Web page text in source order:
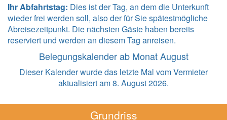
Ihr Abfahrtstag: Dies ist der Tag, an dem die Unterkunft
wieder frei werden soll, also der für Sie spätestmögliche
Abreisezeitpunkt. Die nächsten Gäste haben bereits
reserviert und werden an diesem Tag anreisen.
Belegungskalender ab Monat August
Dieser Kalender wurde das letzte Mal vom Vermieter
aktualisiert am 8. August 2026.
Grundriss